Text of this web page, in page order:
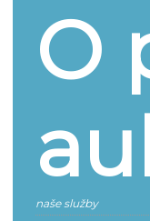
O
naše služby